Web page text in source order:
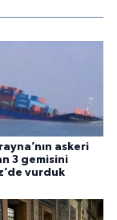
askeri
3 gemisini
vurduk